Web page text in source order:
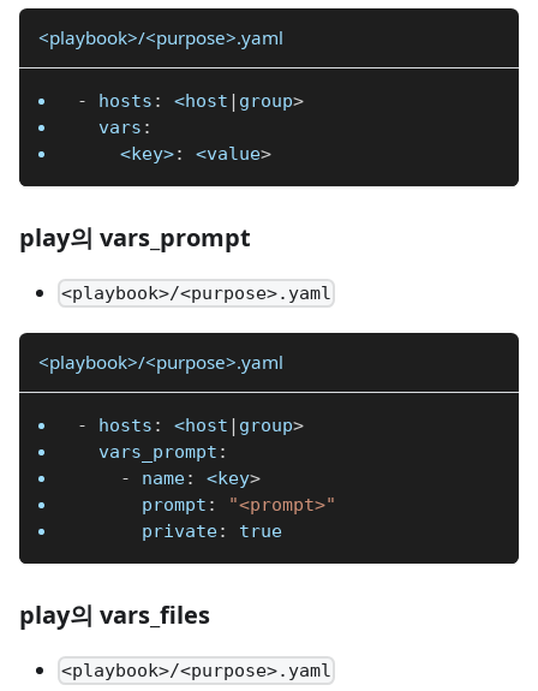
<playbook>/<purpose>.yaml
- hosts : <host | group>
vars :
<key>: <value>
play의 vars_prompt
<playbook>/<purpose>.yaml
<playbook>/<purpose>.yaml
- hosts : <host | group>
vars_prompt :
-
name: <key>
prompt :
"<prompt>"
private: true
play의 vars_files
<playbook>/<purpose>.yaml